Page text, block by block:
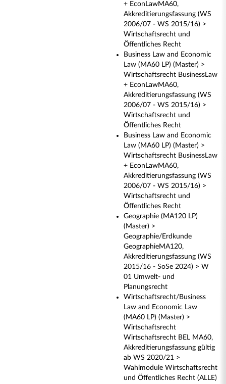
+ EconLawMA60,
Akkreditierungsfassung (WS
2006/07 - WS 2015/16) >
Wirtschaftsrecht und
Öffentliches Recht
Business Law and Economic
Law (MA60 LP) (Master) >
Wirtschaftsrecht BusinessLaw
+ EconLawMA60,
Akkreditierungsfassung (WS
2006/07 - WS 2015/16) >
Wirtschaftsrecht und
Öffentliches Recht
Business Law and Economic
Law (MA60 LP) (Master) >
Wirtschaftsrecht BusinessLaw
+ EconLawMA60,
Akkreditierungsfassung (WS
2006/07 - WS 2015/16) >
Wirtschaftsrecht und
Öffentliches Recht
Geographie (MA120 LP)
(Master) >
Geographie/Erdkunde
GeographieMA120,
Akkreditierungsfassung (WS
2015/16 - SoSe 2024) > W
01 Umwelt- und
Planungsrecht
Wirtschaftsrecht/Business
Law and Economic Law
(MA60 LP) (Master) >
Wirtschaftsrecht
Wirtschaftsrecht BEL MA60,
Akkreditierungsfassung gültig
ab WS 2020/21 >
Wahlmodule Wirtschaftsrecht
und Öffentliches Recht (ALLE)